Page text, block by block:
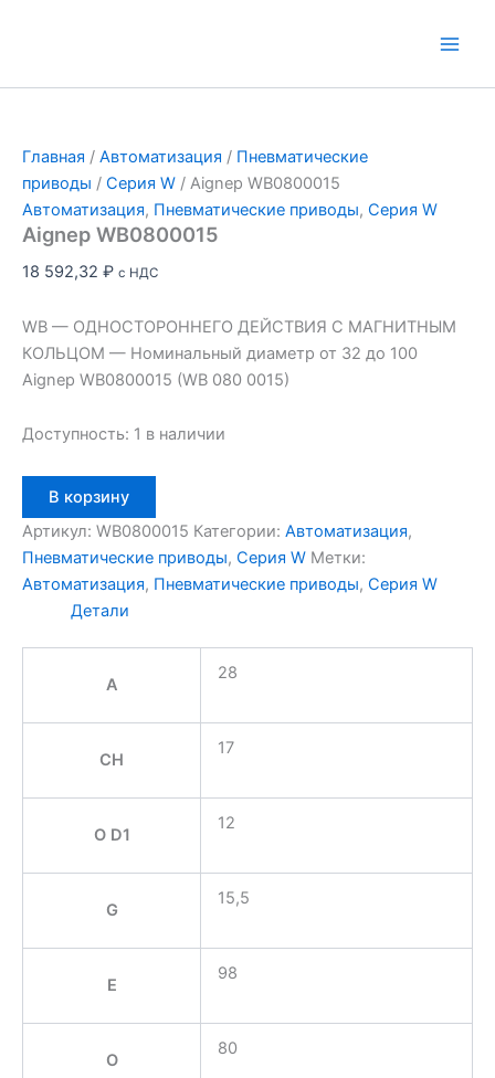
Главная / Автоматизация / Пневматические
приводы / Серия W / Aignep WB0800015
Автоматизация, Пневматические приводы, Серия W
Aignep WB0800015
18 592,32 ₽ с НДС
WB — ОДНОСТОРОННЕГО ДЕЙСТВИЯ С МАГНИТНЫМ
КОЛЬЦОМ — Номинальный диаметр от 32 до 100
Aignep WB0800015 (WB 080 0015)
Доступность: 1 в наличии
товара
Aignep
WB0800015
В корзину
Артикул: WB0800015 Категории: Автоматизация,
Пневматические приводы, Серия W Метки:
Автоматизация, Пневматические приводы, Серия W
Детали
A
28
CH
17
O D1
12
G
15,5
E
98
O
80